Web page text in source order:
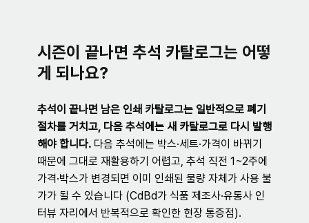
시즌이 끝나면 추석 카탈로그는 어떻
게 되나요?
추석이 끝나면 남은 인쇄 카탈로그는 일반적으로 폐기
절차를 거치고, 다음 추석에는 새 카탈로그로 다시 발행
해야 합니다. 다음 추석에는 박스·세트·가격이 바뀌기
때문에 그대로 재활용하기 어렵고, 추석 직전 1~2주에
가격·박스가 변경되면 이미 인쇄된 물량 자체가 사용 불
가가 될 수 있습니다 (CdBd가 식품 제조사·유통사 인
터뷰 자리에서 반복적으로 확인한 현장 통증점).